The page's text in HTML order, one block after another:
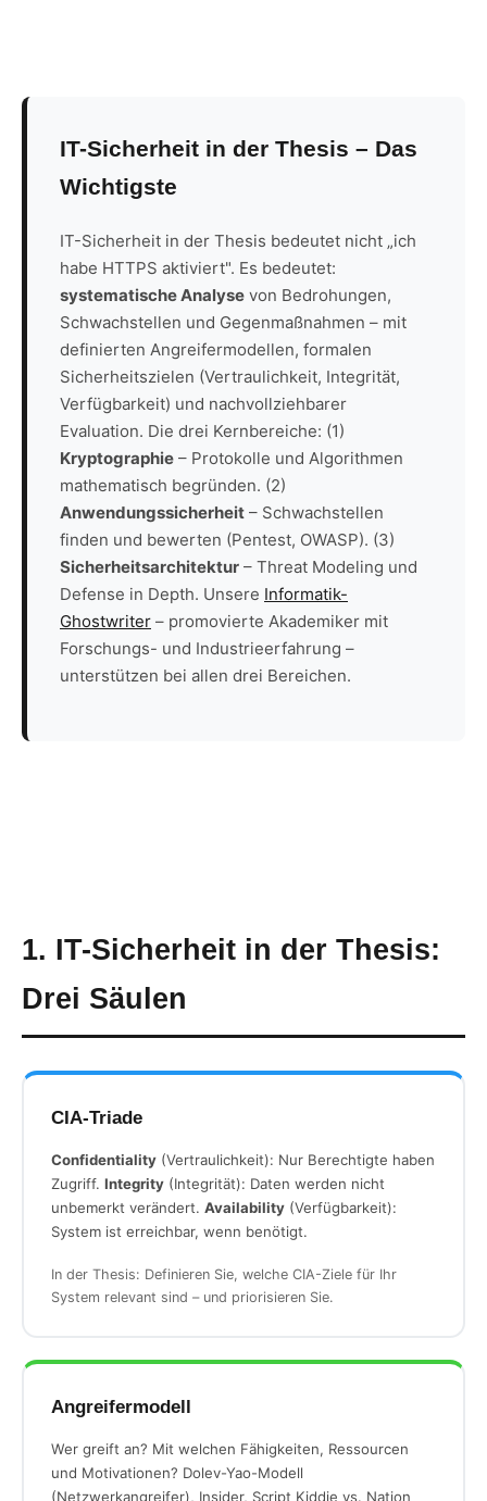
IT-Sicherheit in der Thesis – Das
Wichtigste
IT-Sicherheit in der Thesis bedeutet nicht „ich
habe HTTPS aktiviert". Es bedeutet:
systematische Analyse von Bedrohungen,
Schwachstellen und Gegenmaßnahmen – mit
definierten Angreifermodellen, formalen
Sicherheitszielen (Vertraulichkeit, Integrität,
Verfügbarkeit) und nachvollziehbarer
Evaluation. Die drei Kernbereiche: (1)
Kryptographie – Protokolle und Algorithmen
mathematisch begründen. (2)
Anwendungssicherheit – Schwachstellen
finden und bewerten (Pentest, OWASP). (3)
Sicherheitsarchitektur – Threat Modeling und
Defense in Depth. Unsere Informatik-
Ghostwriter – promovierte Akademiker mit
Forschungs- und Industrieerfahrung –
unterstützen bei allen drei Bereichen.
1. IT-Sicherheit in der Thesis:
Drei Säulen
CIA-Triade
Confidentiality (Vertraulichkeit): Nur Berechtigte haben
Zugriff. Integrity (Integrität): Daten werden nicht
unbemerkt verändert. Availability (Verfügbarkeit):
System ist erreichbar, wenn benötigt.
In der Thesis: Definieren Sie, welche CIA-Ziele für Ihr
System relevant sind – und priorisieren Sie.
Angreifermodell
Wer greift an? Mit welchen Fähigkeiten, Ressourcen
und Motivationen? Dolev-Yao-Modell
(Netzwerkangreifer), Insider, Script Kiddie vs. Nation